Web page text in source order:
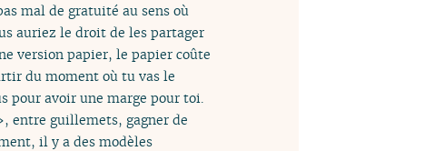
mal de gratuité au sens où
auriez le droit de les partager
version papier, le papier coûte
du moment où tu vas le
avoir une marge pour toi.
entre guillemets, gagner de
il y a des modèles